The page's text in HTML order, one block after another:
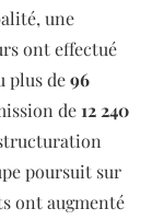
une
ont effectué
plus de96
de12 240
poursuit sur
ont augmenté